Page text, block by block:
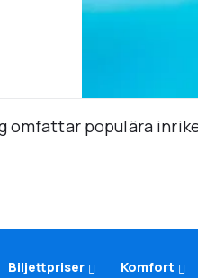
omfattar populära
Biljettpriser Komfort